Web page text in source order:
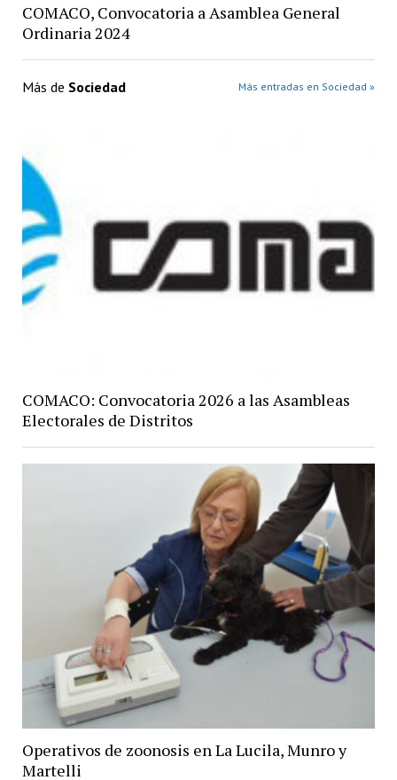
COMACO, Convocatoria a Asamblea General
Ordinaria 2024
Más de Sociedad Más entradas en Sociedad »
COMACO: Convocatoria 2026 a las Asambleas
Electorales de Distritos
Operativos de zoonosis en La Lucila, Munro y
Martelli